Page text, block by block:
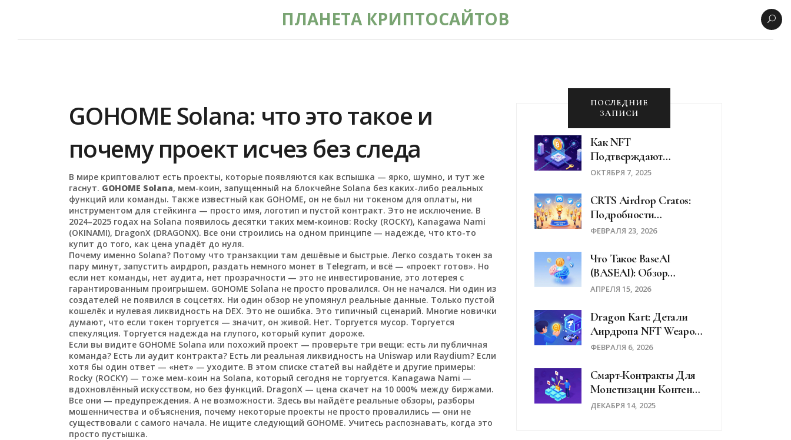
ПЛАНЕТА КРИПТОСАЙТОВ
GOHOME Solana: что это такое и
почему проект исчез без следа
В мире криптовалют есть проекты, которые появляются как вспышка — ярко, шумно, и тут же
гаснут. GOHOME Solana, мем-коин, запущенный на блокчейне Solana без каких-либо реальных
функций или команды. Также известный как GOHOME, он не был ни токеном для оплаты, ни
инструментом для стейкинга — просто имя, логотип и пустой контракт. Это не исключение. В
2024–2025 годах на Solana появилось десятки таких мем-коинов: Rocky (ROCKY), Kanagawa Nami
(OKINAMI), DragonX (DRAGONX). Все они строились на одном принципе — надежде, что кто-то
купит до того, как цена упадёт до нуля.
Почему именно Solana? Потому что транзакции там дешёвые и быстрые. Легко создать токен за
пару минут, запустить аирдроп, раздать немного монет в Telegram, и всё — «проект готов». Но
если нет команды, нет аудита, нет прозрачности — это не инвестирование, это лотерея с
гарантированным проигрышем. GOHOME Solana не просто провалился. Он не начался. Ни один из
создателей не появился в соцсетях. Ни один обзор не упомянул реальные данные. Только пустой
кошелёк и нулевая ликвидность на DEX. Это не ошибка. Это типичный сценарий. Многие новички
думают, что если токен торгуется — значит, он живой. Нет. Торгуется мусор. Торгуется
спекуляция. Торгуется надежда на глупого, который купит дороже.
Если вы видите GOHOME Solana или похожий проект — проверьте три вещи: есть ли публичная
команда? Есть ли аудит контракта? Есть ли реальная ликвидность на Uniswap или Raydium? Если
хотя бы один ответ — «нет» — уходите. В этом списке статей вы найдёте и другие примеры:
Rocky (ROCKY) — тоже мем-коин на Solana, который сегодня не торгуется. Kanagawa Nami —
вдохновлённый искусством, но без функций. DragonX — цена скачет на 10 000% между биржами.
Все они — предупреждения. А не возможности. Здесь вы найдёте реальные обзоры, разборы
мошенничества и объяснения, почему некоторые проекты не просто провалились — они не
существовали с самого начала. Не ищите следующий GOHOME. Учитесь распознавать, когда это
просто пустышка.
ПОСЛЕДНИЕ
ЗАПИСИ
Как NFT
Подтверждают
Владение И
Цифровых Активов
ОКТЯБРЯ 7, 2025
CRTS Airdrop Cratos:
Подробности
Распределения Токенов
ФЕВРАЛЯ 23, 2026
Что Такое BaseAI
(BASEAI): Обзор
Криптопроекта На Базе
АПРЕЛЯ 15, 2026
Dragon Kart: Детали
Аирдропа NFT Weapon
Box - Что На Самом
2025 Году
ФЕВРАЛЯ 6, 2026
Смарт-Контракты Для
Монетизации Контента:
Как Блокчейн Помогает
ДЕКАБРЯ 14, 2025